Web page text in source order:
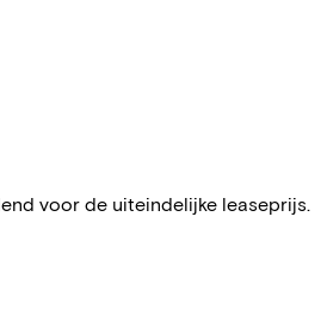
voor de uiteindelijke leaseprijs.